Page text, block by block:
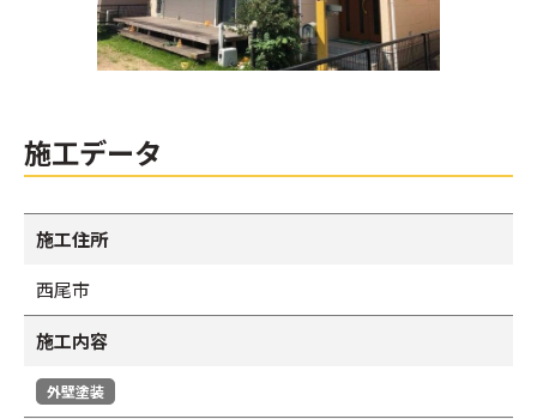
施工データ
施工住所
西尾市
施工内容
外壁塗装